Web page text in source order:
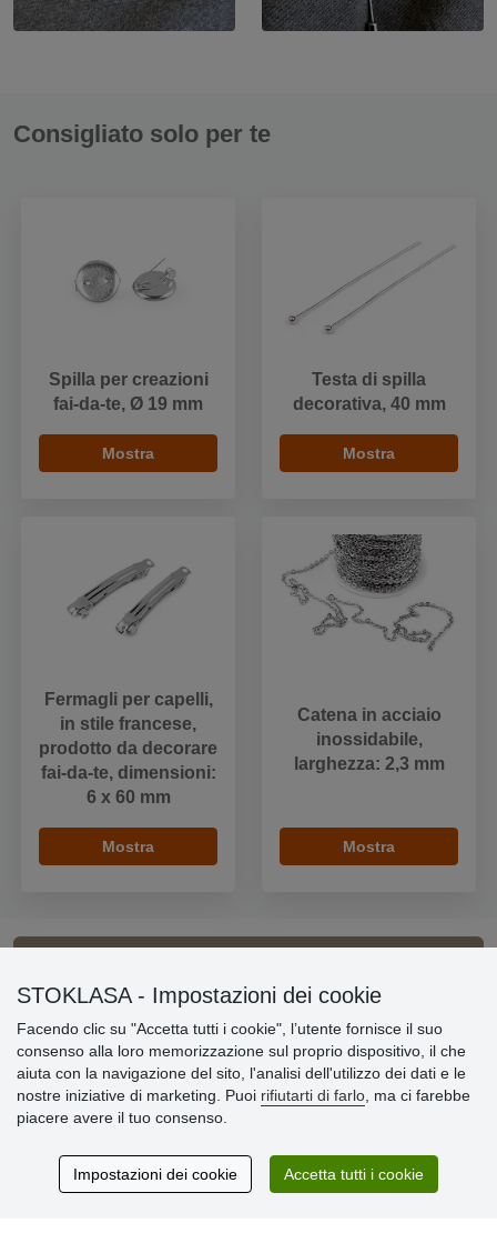
Consigliato solo per te
Spilla per creazioni
fai-da-te, Ø 19 mm
Mostra
Testa di spilla
decorativa, 40 mm
Mostra
Fermagli per capelli,
in stile francese,
prodotto da decorare
fai-da-te, dimensioni:
6 x 60 mm
Mostra
Catena in acciaio
inossidabile,
larghezza: 2,3 mm
Mostra
Informazioni importanti
» Impostazioni dei cookie
» Termini & Condizioni
» Informativa sulla Privacy
» Consegna e pagamento
» Garanzia e resi
STOKLASA - Impostazioni dei cookie
Facendo clic su "Accetta tutti i cookie", l’utente fornisce il suo
consenso alla loro memorizzazione sul proprio dispositivo, il che
aiuta con la navigazione del sito, l'analisi dell'utilizzo dei dati e le
nostre iniziative di marketing. Puoi rifiutarti di farlo , ma ci farebbe
piacere avere il tuo consenso.
Impostazioni dei cookie Accetta tutti i cookie